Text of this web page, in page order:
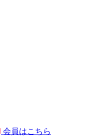
会員はこちら